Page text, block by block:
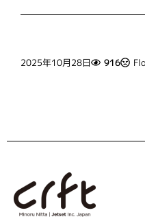
2025年10月28日 916